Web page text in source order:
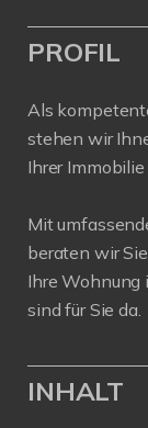
PROFIL
Als
stehen wir
Ihrer Immobilie
Mit
beraten wir
Ihre Wohnung
sind für Sie da.
INHALT